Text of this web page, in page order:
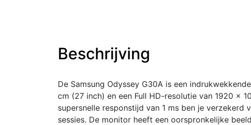
Beschrijving
De Samsung Odyssey G30A is een
cm (27 inch) en een Full HD-resolutie van 1920 x
supersnelle responstijd van 1 ms ben je
sessies. De monitor heeft een oorspronkelijke